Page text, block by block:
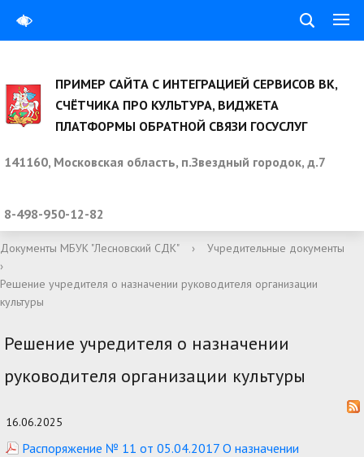
ПРИМЕР САЙТА С ИНТЕГРАЦИЕЙ СЕРВИСОВ ВК,
СЧЁТЧИКА ПРО КУЛЬТУРА, ВИДЖЕТА
ПЛАТФОРМЫ ОБРАТНОЙ СВЯЗИ ГОСУСЛУГ
141160, Московская область, п.Звездный городок, д.7
8-498-950-12-82
Документы МБУК "Лесновский СДК" ›
Учредительные документы
›
Решение учредителя о назначении руководителя организации
культуры
Решение учредителя о назначении
руководителя организации культуры
16.06.2025
Распоряжение № 11 от 05.04.2017 О назначении